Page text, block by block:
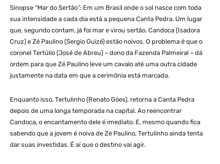
Sinopse “Mar do Sertão”: Em um Brasil onde o sol nasce com toda
sua intensidade a cada dia está a pequena Canta Pedra. Um lugar
que, segundo contam, já foi mar e virou sertão. Candoca (Isadora
Cruz) e Zé Paulino (Sergio Guizé) estão noivos. O problema é que o
coronel Tertúlio (José de Abreu) – dono da Fazenda Palmeiral – dá
ordem para que Zé Paulino leve um cavalo até uma outra cidade
justamente na data em que a cerimônia está marcada.
Enquanto isso, Tertulinho (Renato Góes), retorna a Canta Pedra
depois de uma longa temporada na capital. Ao reencontrar
Candoca, o encantamento dele é imediato. E, mesmo quando fica
sabendo que a jovem é noiva de Zé Paulino, Tertulinho ainda tenta
dar suas investidas. É aí que o destino vai agir.